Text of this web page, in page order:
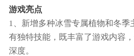
游戏亮点
1、新增多种冰雪专属植物和冬季
有独特技能，既丰富了游戏内容
深度。